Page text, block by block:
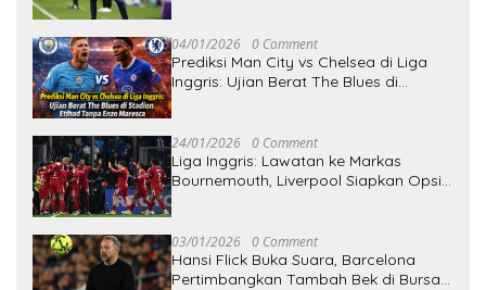
04/01/2026 0 Comment
Prediksi Man City vs Chelsea di Liga
Inggris: Ujian Berat The Blues di
24/01/2026 0 Comment
Liga Inggris: Lawatan ke Markas
Bournemouth, Liverpool Siapkan Opsi
03/01/2026 0 Comment
Hansi Flick Buka Suara, Barcelona
Pertimbangkan Tambah Bek di Bursa